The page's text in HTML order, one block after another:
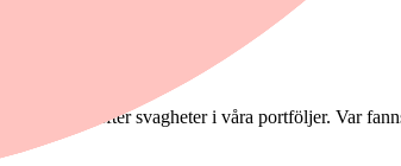
Vi tittade efter svagheter i våra portföljer. Var